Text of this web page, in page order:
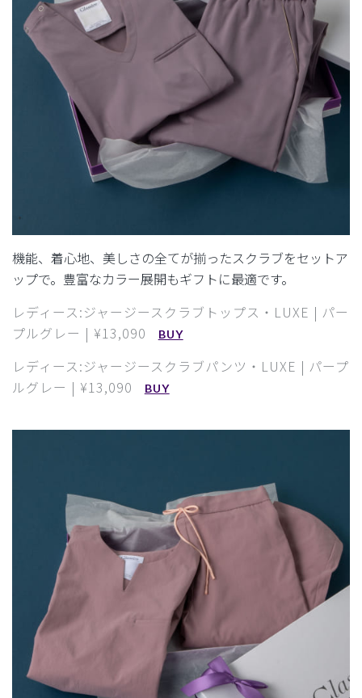
機能、着心地、美しさの全てが揃ったスクラブをセットア
ップで。 豊富なカラー展開もギフトに最適です。
レディース:ジャージースクラブトップス・LUXE | パー
プルグレー | ¥13,090
BUY
レディース:ジャージースクラブパンツ・LUXE | パープ
ルグレー | ¥13,090
BUY